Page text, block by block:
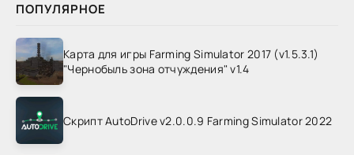
ПОПУЛЯРНОЕ
Карта для игры Farming Simulator 2017 (v1.5.3.1)
"Чернобыль зона отчуждения" v1.4
Скрипт AutoDrive v2.0.0.9 Farming Simulator 2022